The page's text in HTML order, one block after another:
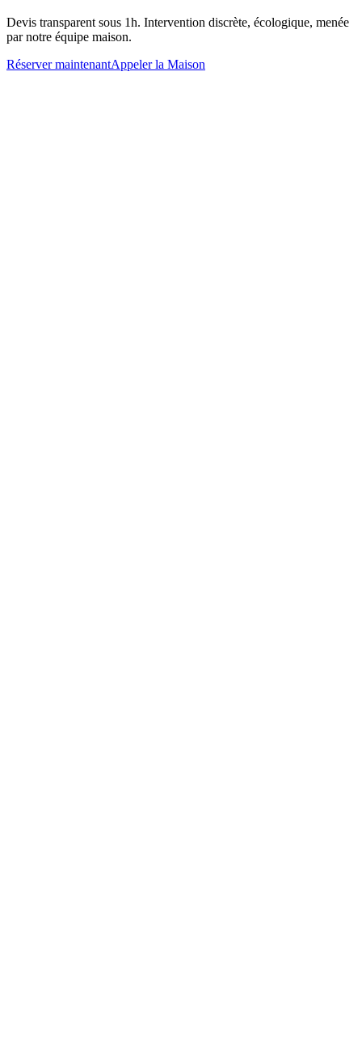
Devis transparent sous 1h. Intervention discrète, écologique, menée
par notre équipe maison.
Réserver maintenantAppeler la Maison